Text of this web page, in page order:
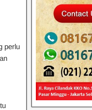
perlu